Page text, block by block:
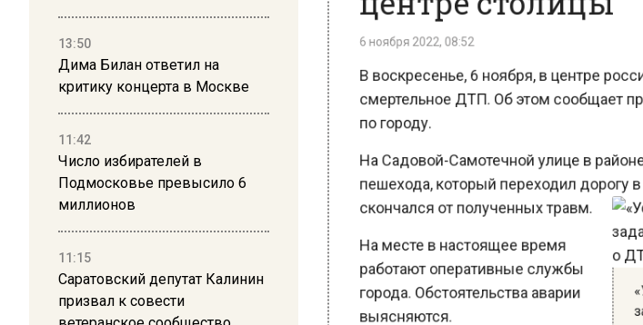
13:50
Дима Билан ответил на
критику концерта в Москве
11:42
Число избирателей в
Подмосковье превысило 6
миллионов
11:15
Саратовский депутат Калинин
призвал к совести
6 ноября 2022, 08:52
В воскресенье, 6 ноября, в центре
смертельное ДТП. Об этом сообщает
по городу.
На Садовой-Самотечной улице в
пешехода, который переходил
скончался от полученных травм.
работают оперативные службы
города. Обстоятельства аварии
выясняются.